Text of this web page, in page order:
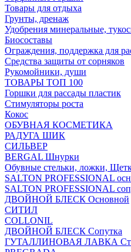
Товары для отдыха
Грунты, дренаж
Удобрения минеральные,
Биосоставы
Ограждения, поддержка для
Средства защиты от сорняков
Рукомойники, души
ТОВАРЫ ТОП 100
Горшки для рассады пластик
Стимуляторы роста
Кокос
ОБУВНАЯ КОСМЕТИКА
РАДУГА ШИК
СИЛЬВЕР
BERGAL Шнурки
Обувные стельки, ложки,
SALTON PROFESSIONAL
SALTON PROFESSIONAL
ДВОЙНОЙ БЛЕСК Основной
СИТИЛ
COLLONIL
ДВОЙНОЙ БЛЕСК Сопутка
ГУТАЛЛИНОВАЯ ЛАВКА